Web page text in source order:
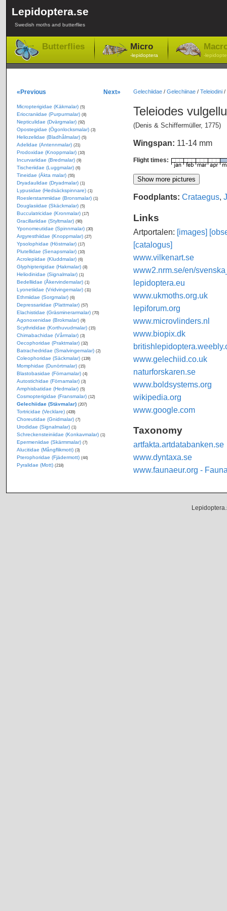
Lepidoptera.se
Swedish moths and butterflies
Butterflies Micro
-lepidoptera -
Gelechiidae/ Gelechiinae/ Teleiodini/
Teleiodes
(Denis & Schiffermüller, 1775)
Wingspan: 11-14 mm
Flight times:
Foodplants: Crataegus,
Links
Artportalen: [images]
[catalogus]
www.vilkenart.se
www2.nrm.se/en/
lepidoptera.eu
www.ukmoths.org.uk
lepiforum.org
www.microvlinders.nl
www.biopix.dk
www.gelechiid.co.uk
naturforskaren.se
www.boldsystems.org
wikipedia.org
www.google.com
Taxonomy
artfakta.artdatabanken.se
www.dyntaxa.se
www.faunaeur.org -
«Previous Next»
Micropterigidae (Käkmalar) (5)
Eriocraniidae (Purpurmalar) (8)
Nepticulidae (Dvärgmalar) (92)
Opostegidae (Ögonlocksmalar) (3)
Heliozelidae (Bladhålmalar) (5)
Adelidae (Antennmalar) (21)
Prodoxidae (Knoppmalar) (10)
Incurvariidae (Bredmalar) (9)
Tischeriidae (Luggmalar) (6)
Tineidae (Äkta malar) (55)
Dryadaulidae (Dryadmalar) (1)
Lypusidae (Hedsäckspinnare) (1)
Roeslerstammiidae (Bronsmalar) (1)
Douglasiidae (Skäckmalar) (5)
Bucculatricidae (Kronmalar) (17)
Gracillariidae (Styltmalar) (90)
Yponomeutidae (Spinnmalar) (30)
Argyresthiidae (Knoppmalar) (27)
Ypsolophidae (Höstmalar) (17)
Plutellidae (Senapsmalar) (10)
Acrolepiidae (Kluddmalar) (6)
Glyphipterigidae (Hakmalar) (8)
Heliodinidae (Signalmalar) (1)
Bedelliidae (Åkervindemalar) (1)
Lyonetiidae (Vridvingemalar) (11)
Ethmiidae (Sorgmalar) (6)
Depressariidae (Plattmalar) (57)
Elachistidae (Gräsminerarmalar) (70)
Agonoxenidae (Brokmalar) (9)
Scythrididae (Korthuvudmalar) (15)
Chimabachidae (Vårmalar) (3)
Oecophoridae (Praktmalar) (32)
Batrachedridae (Smalvingemalar) (2)
Coleophoridae (Säckmalar) (139)
Momphidae (Dunörtmalar) (15)
Blastobasidae (Förnamalar) (4)
Autostichidae (Förnamalar) (3)
Amphisbatidae (Hedmalar) (5)
Cosmopterigidae (Fransmalar) (12)
Gelechiidae (Stävmalar) (207)
Tortricidae (Vecklare) (439)
Choreutidae (Gnidmalar) (7)
Urodidae (Signalmalar) (1)
Schreckensteiniidae (Konkavmalar) (1)
Epermeniidae (Skärmmalar) (7)
Alucitidae (Mångflikmott) (3)
Pterophoridae (Fjädermott) (44)
Pyralidae (Mott) (218)